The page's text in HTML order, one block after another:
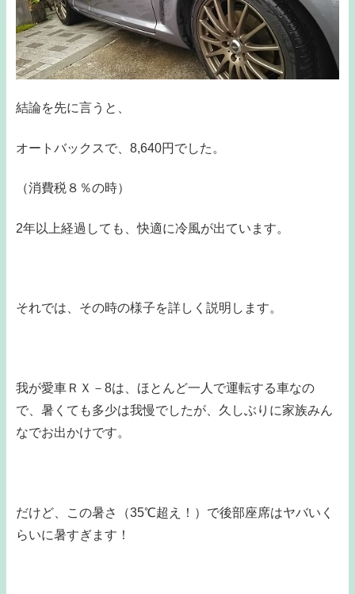
結論を先に言うと、
オートバックスで、8,640円でした。
（消費税８％の時）
2年以上経過しても、快適に冷風が出ています。
それでは、その時の様子を詳しく説明します。
我が愛車ＲＸ－8は、ほとんど一人で運転する車なの
で、暑くても多少は我慢でしたが、久しぶりに家族みん
なでお出かけです。
だけど、この暑さ（35℃超え！）で後部座席はヤバいく
らいに暑すぎます！